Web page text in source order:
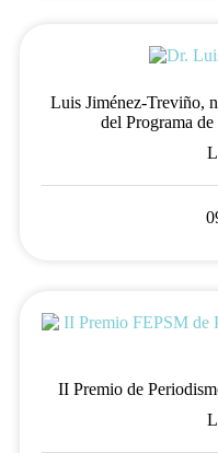
Luis Jiménez-Treviño,
del Programa
II Premio de